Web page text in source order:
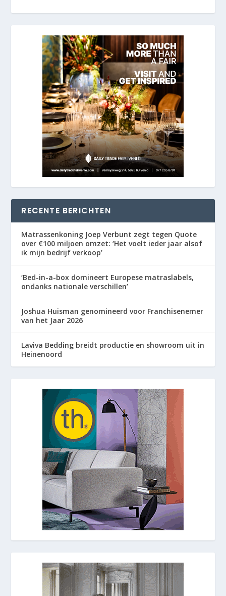
RECENTE BERICHTEN
Matrassenkoning Joep Verbunt zegt tegen Quote
over €100 miljoen omzet: ‘Het voelt ieder jaar alsof
ik mijn bedrijf verkoop’
‘Bed-in-a-box domineert Europese matraslabels,
ondanks nationale verschillen’
Joshua Huisman genomineerd voor Franchisenemer
van het Jaar 2026
Laviva Bedding breidt productie en showroom uit in
Heinenoord